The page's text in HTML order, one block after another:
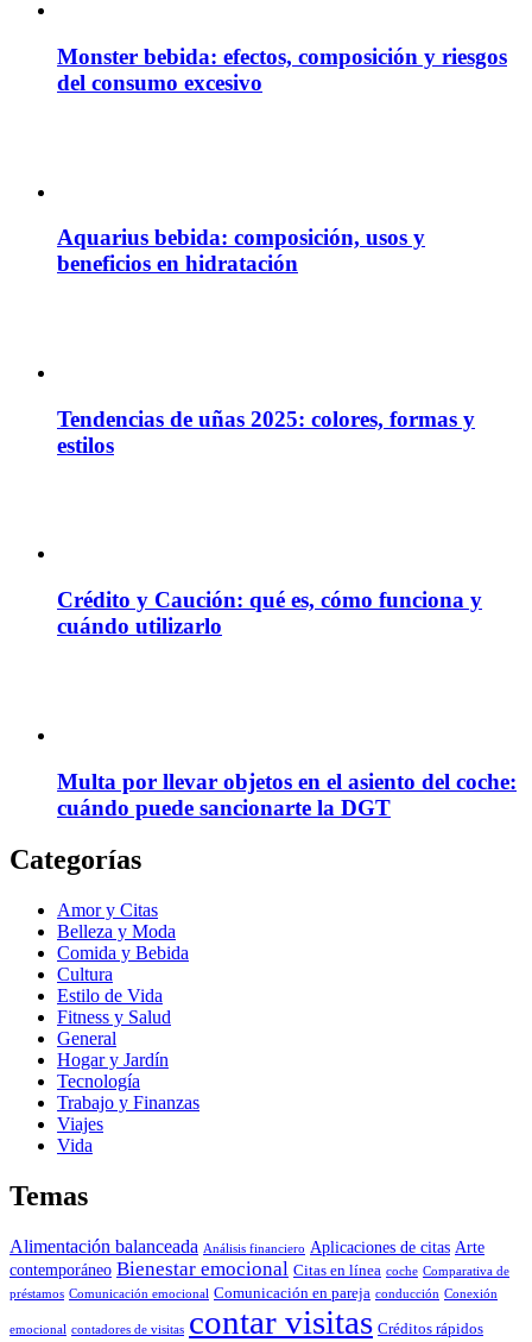
Monster bebida: efectos, composición y riesgos
del consumo excesivo
Aquarius bebida: composición, usos y
beneficios en hidratación
Tendencias de uñas 2025: colores, formas y
estilos
Crédito y Caución: qué es, cómo funciona y
cuándo utilizarlo
Multa por llevar objetos en el asiento del coche:
cuándo puede sancionarte la DGT
Categorías
Amor y Citas
Belleza y Moda
Comida y Bebida
Cultura
Estilo de Vida
Fitness y Salud
General
Hogar y Jardín
Tecnología
Trabajo y Finanzas
Viajes
Vida
Temas
Alimentación balanceada Análisis financiero Aplicaciones de citas Arte
contemporáneo Bienestar emocional Citas en línea coche Comparativa de
préstamos Comunicación emocional Comunicación en pareja conducción Conexión
emocional contadores de visitas contar visitas Créditos rápidos